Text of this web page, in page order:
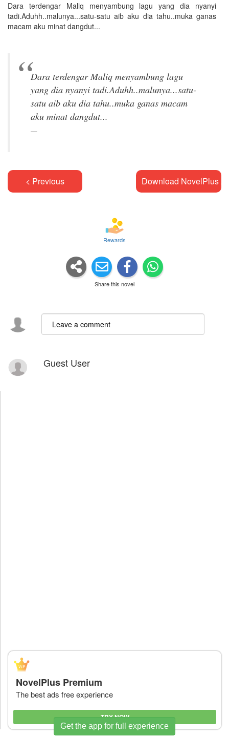
Get the app for full experience
Dara terdengar Maliq menyambung lagu yang dia nyanyi
tadi.Aduhh..malunya...satu-satu aib aku dia tahu..muka ganas
macam aku minat dangdut...
Dara terdengar Maliq menyambung lagu
yang dia nyanyi tadi.Aduhh..malunya...satu-
satu aib aku dia tahu..muka ganas macam
< Previous Download NovelPlus
Rewards
Share this novel
Guest User
NovelPlus Premium
The best ads free experience
TRY NOW